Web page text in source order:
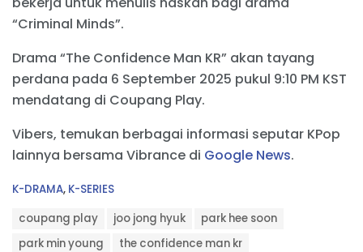
“Criminal Minds”.
Drama “The Confidence Man KR” akan tayang
perdana pada 6 September 2025 pukul 9:10 PM KST
mendatang di Coupang Play.
Vibers, temukan berbagai informasi seputar KPop
lainnya bersama Vibrance di Google News.
C
K-DRAMA, K-SERIES
coupang play joo jong hyuk
park hee soon
park min young
the confidence man kr